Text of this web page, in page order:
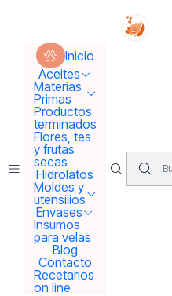
Inicio
Aceites
Materias
Primas
Productos
terminados
Flores, tes
y frutas
secas
Hidrolatos
Moldes y
utensilios
Envases
Insumos
para velas
Blog
Contacto
Recetarios
on line
Tus sueños